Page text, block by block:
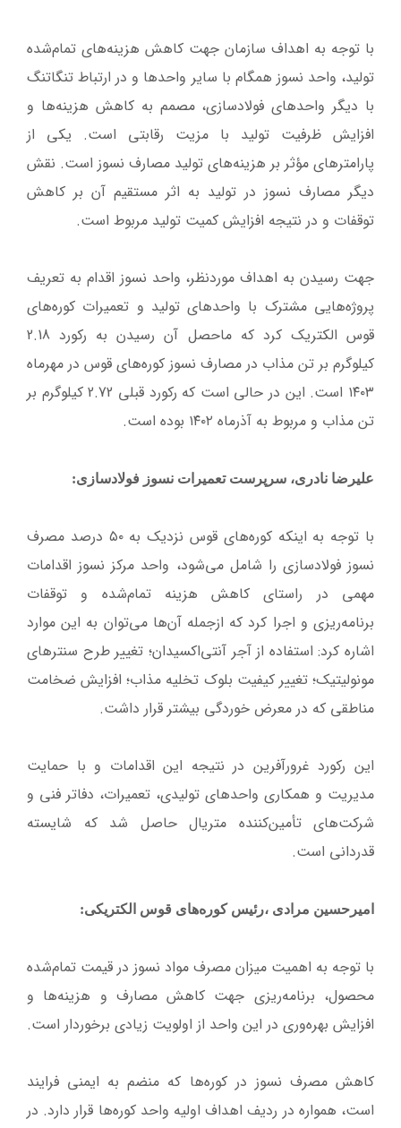
با توجه به اهداف سازمان جهت کاهش هزینه‌های تمام‌شده
تولید، واحد نسوز همگام با سایر واحدها و در ارتباط تنگاتنگ
با دیگر واحدهای فولادسازی، مصمم به کاهش هزینه‌ها و
افزایش ظرفیت تولید با مزیت رقابتی است. یکی از
پارامترهای مؤثر بر هزینه‌های تولید مصارف نسوز است. نقش
دیگر مصارف نسوز در تولید به اثر مستقیم آن بر کاهش
توقفات و در نتیجه افزایش کمیت تولید مربوط است.
جهت رسیدن به اهداف موردنظر، واحد نسوز اقدام به تعریف
پروژه‌هایی مشترک با واحدهای تولید و تعمیرات کوره‌های
قوس الکتریک کرد که ماحصل آن رسیدن به رکورد 2.18
کیلوگرم بر تن مذاب در مصارف نسوز کوره‌های قوس در مهرماه
۱۴۰۳ است. این در حالی است که رکورد قبلی 2.72 کیلوگرم بر
تن مذاب و مربوط به آذرماه ۱۴۰۲ بوده است.
علیرضا نادری، سرپرست تعمیرات نسوز فولادسازی:
با توجه به اینکه کوره‌های قوس نزدیک به ۵۰ درصد مصرف
نسوز فولادسازی را شامل می‌شود، واحد مرکز نسوز اقدامات
مهمی در راستای کاهش هزینه تمام‌شده و توقفات
برنامه‌ریزی و اجرا کرد که ازجمله آن‌ها می‌توان به این موارد
اشاره کرد: استفاده از آجر آنتی‌اکسیدان؛ تغییر طرح سنترهای
مونولیتیک؛ تغییر کیفیت بلوک تخلیه مذاب؛ افزایش ضخامت
مناطقی که در معرض خوردگی بیشتر قرار داشت.
این رکورد غرورآفرین در نتیجه این اقدامات و با حمایت
مدیریت و همکاری واحدهای تولیدی، تعمیرات، دفاتر فنی و
شرکت‌های تأمین‌کننده متریال حاصل شد که شایسته
قدردانی است.
امیرحسین مرادی ،رئیس کوره‌های قوس الکتریکی:
با توجه به اهمیت میزان مصرف مواد نسوز در قیمت تمام‌شده
محصول، برنامه‌ریزی جهت کاهش مصارف و هزینه‌ها و
افزایش بهره‌وری در این واحد از اولویت زیادی برخوردار است.
کاهش مصرف نسوز در کوره‌ها که منضم به ایمنی فرایند
است، همواره در ردیف اهداف اولیه واحد کوره‌ها قرار دارد. در